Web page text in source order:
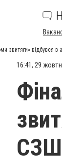
звитяги» відбувся
16:41, 29